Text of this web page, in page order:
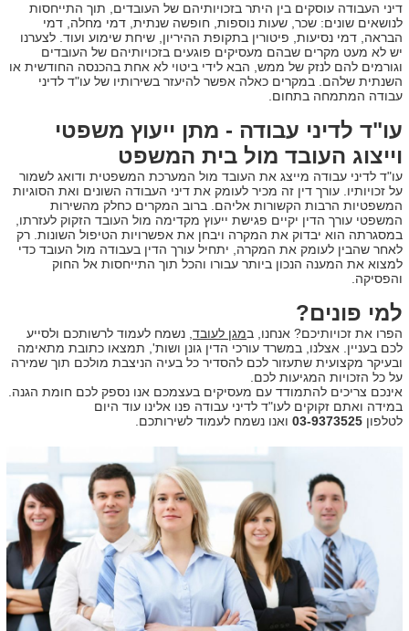
דיני העבודה עוסקים בין היתר בזכויותיהם של העובדים, תוך התייחסות
לנושאים שונים: שכר, שעות נוספות, חופשה שנתית, דמי מחלה, דמי
הבראה, דמי נסיעות, פיטורין בתקופת ההיריון, שיחת שימוע ועוד. לצערנו
יש לא מעט מקרים שבהם מעסיקים פוגעים בזכויותיהם של העובדים
וגורמים להם לנזק של ממש, הבא לידי ביטוי לא אחת בהכנסה החודשית או
השנתית שלהם. במקרים כאלה אפשר להיעזר בשירותיו של עו"ד לדיני
עבודה המתמחה בתחום.
עו"ד לדיני עבודה - מתן ייעוץ משפטי
וייצוג העובד מול בית המשפט
עו"ד לדיני עבודה מייצג את העובד מול המערכת המשפטית ודואג לשמור
על זכויותיו. עורך דין זה מכיר לעומק את דיני העבודה השונים ואת הסוגיות
המשפטיות הרבות הקשורות אליהם. ברוב המקרים כחלק מהשירות
המשפטי עורך הדין יקיים פגישת ייעוץ מקדימה מול העובד הזקוק לעזרתו,
במסגרתה הוא יבדוק את המקרה ויבחן את אפשרויות הטיפול השונות. רק
לאחר שהבין לעומק את המקרה, יתחיל עורך הדין בעבודה מול העובד כדי
למצוא את המענה הנכון ביותר עבורו והכל תוך התייחסות אל החוק
והפסיקה.
למי פונים?
הפרו את זכויותיכם? אנחנו, במגן לעובד , נשמח לעמוד לרשותכם ולסייע
לכם בעניין. אצלנו, במשרד עורכי הדין גונן ושות', תמצאו כתובת מתאימה
ובעיקר מקצועית שתעזור לכם להסדיר כל בעיה הניצבת מולכם תוך שמירה
על כל הזכויות המגיעות לכם.
אינכם צריכים להתמודד עם מעסיקים בעצמכם אנו נספק לכם חומת הגנה.
במידה ואתם זקוקים לעו"ד לדיני עבודה פנו אלינו עוד היום
לטלפון 03-9373525 ואנו נשמח לעמוד לשירותכם.